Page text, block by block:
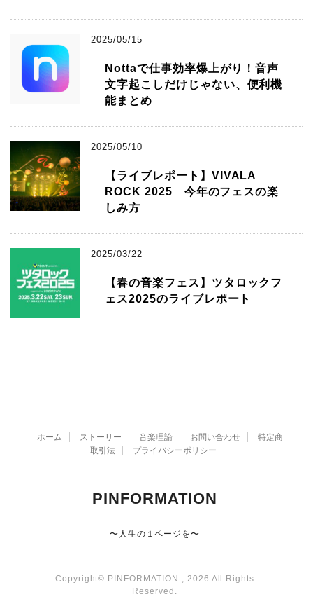
2025/05/15
Nottaで仕事効率爆上がり！音声
文字起こしだけじゃない、便利機
能まとめ
2025/05/10
【ライブレポート】VIVALA
ROCK 2025 今年のフェスの楽
しみ方
2025/03/22
【春の音楽フェス】ツタロックフ
ェス2025のライブレポート
ホーム ストーリー 音楽理論 お問い合わせ
特定商
取引法
プライバシーポリシー
PINFORMATION
〜人生の１ページを〜
Copyright© PINFORMATION , 2026 All Rights
Reserved.